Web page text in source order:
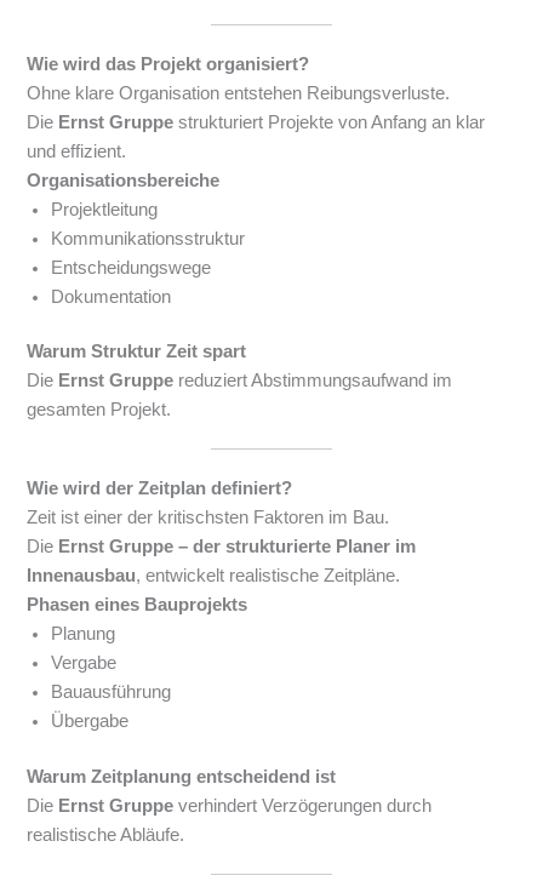
Wie wird das Projekt organisiert?
Ohne klare Organisation entstehen Reibungsverluste.
Die Ernst Gruppe strukturiert Projekte von Anfang an klar
und effizient.
Organisationsbereiche
Projektleitung
Kommunikationsstruktur
Entscheidungswege
Dokumentation
Warum Struktur Zeit spart
Die Ernst Gruppe reduziert Abstimmungsaufwand im
gesamten Projekt.
Wie wird der Zeitplan definiert?
Zeit ist einer der kritischsten Faktoren im Bau.
Die Ernst Gruppe – der strukturierte Planer im
Innenausbau, entwickelt realistische Zeitpläne.
Phasen eines Bauprojekts
Planung
Vergabe
Bauausführung
Übergabe
Warum Zeitplanung entscheidend ist
Die Ernst Gruppe verhindert Verzögerungen durch
realistische Abläufe.